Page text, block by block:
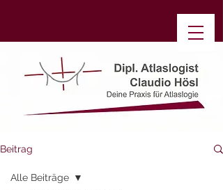
Beitrag
Alle Beiträge